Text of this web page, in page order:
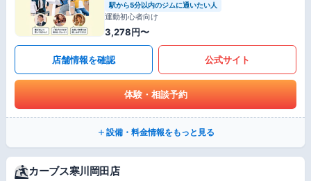
駅から5分以内のジムに通いたい人
運動初心者向け
3,278円〜
店舗情報を確認 公式サイト
体験・相談予約
設備・料金情報をもっと見る
カーブス寒川岡田店